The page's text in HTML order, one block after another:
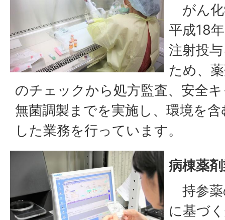
がん化
平成18
注射投
ため、
のチェックから処方監査、安全
無菌調製までを実施し、環境を
した業務を行っています。
病棟薬
持参薬
に基づ